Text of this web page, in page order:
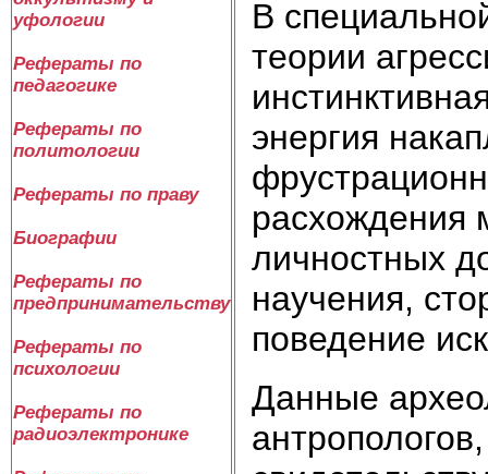
уфологии
Рефераты по
педагогике
Рефераты по
политологии
Рефераты по праву
Биографии
Рефераты по
предпринимательству
Рефераты по
психологии
Рефераты по
радиоэлектронике
В
теории
энергия
расхождения
личностных
научения,
поведение
Данные